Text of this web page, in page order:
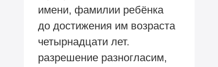
имени, фамилии ребёнка
до достижения им возраста
четырнадцати лет.
разрешение разногласим,